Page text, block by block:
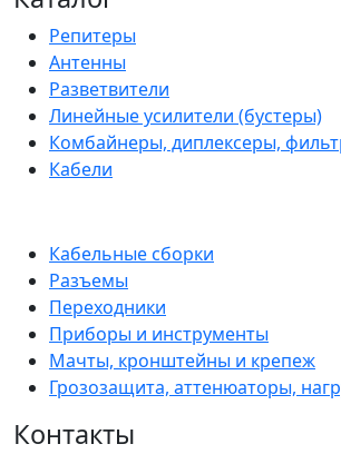
Репитеры
Антенны
Разветвители
Линейные усилители (бустеры)
Комбайнеры, диплексеры,
Кабели
Кабельные сборки
Разъемы
Переходники
Приборы и инструменты
Мачты, кронштейны и крепеж
Грозозащита, аттенюаторы,
Контакты